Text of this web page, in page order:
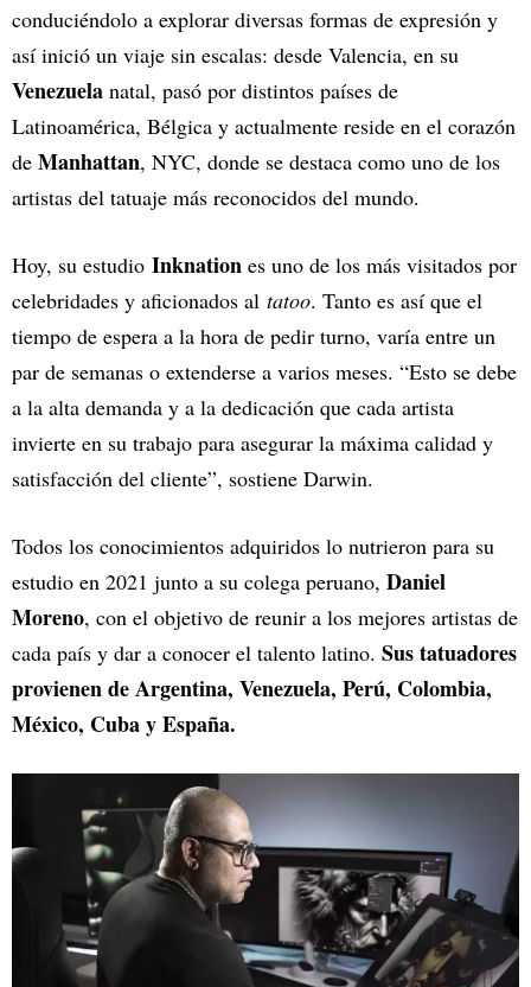
conduciéndolo a explorar diversas formas de expresión y
así inició un viaje sin escalas: desde Valencia, en su
Venezuela natal, pasó por distintos países de
Latinoamérica, Bélgica y actualmente reside en el corazón
de Manhattan, NYC, donde se destaca como uno de los
artistas del tatuaje más reconocidos del mundo.
Hoy, su estudio Inknation es uno de los más visitados por
celebridades y aficionados al tatoo. Tanto es así que el
tiempo de espera a la hora de pedir turno, varía entre un
par de semanas o extenderse a varios meses. “Esto se debe
a la alta demanda y a la dedicación que cada artista
invierte en su trabajo para asegurar la máxima calidad y
satisfacción del cliente”, sostiene Darwin.
Todos los conocimientos adquiridos lo nutrieron para su
estudio en 2021 junto a su colega peruano, Daniel
Moreno, con el objetivo de reunir a los mejores artistas de
cada país y dar a conocer el talento latino. Sus tatuadores
provienen de Argentina, Venezuela, Perú, Colombia,
México, Cuba y España.